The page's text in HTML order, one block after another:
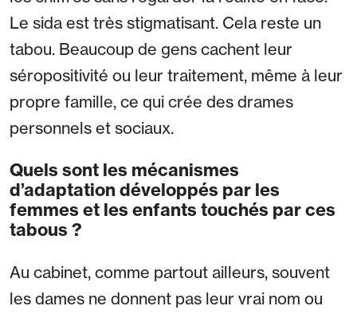
Le sida est très stigmatisant. Cela reste un
tabou. Beaucoup de gens cachent leur
séropositivité ou leur traitement, même à leur
propre famille, ce qui crée des drames
personnels et sociaux.
Quels sont les mécanismes
d’adaptation développés par les
femmes et les enfants touchés par ces
tabous ?
Au cabinet, comme partout ailleurs, souvent
les dames ne donnent pas leur vrai nom ou